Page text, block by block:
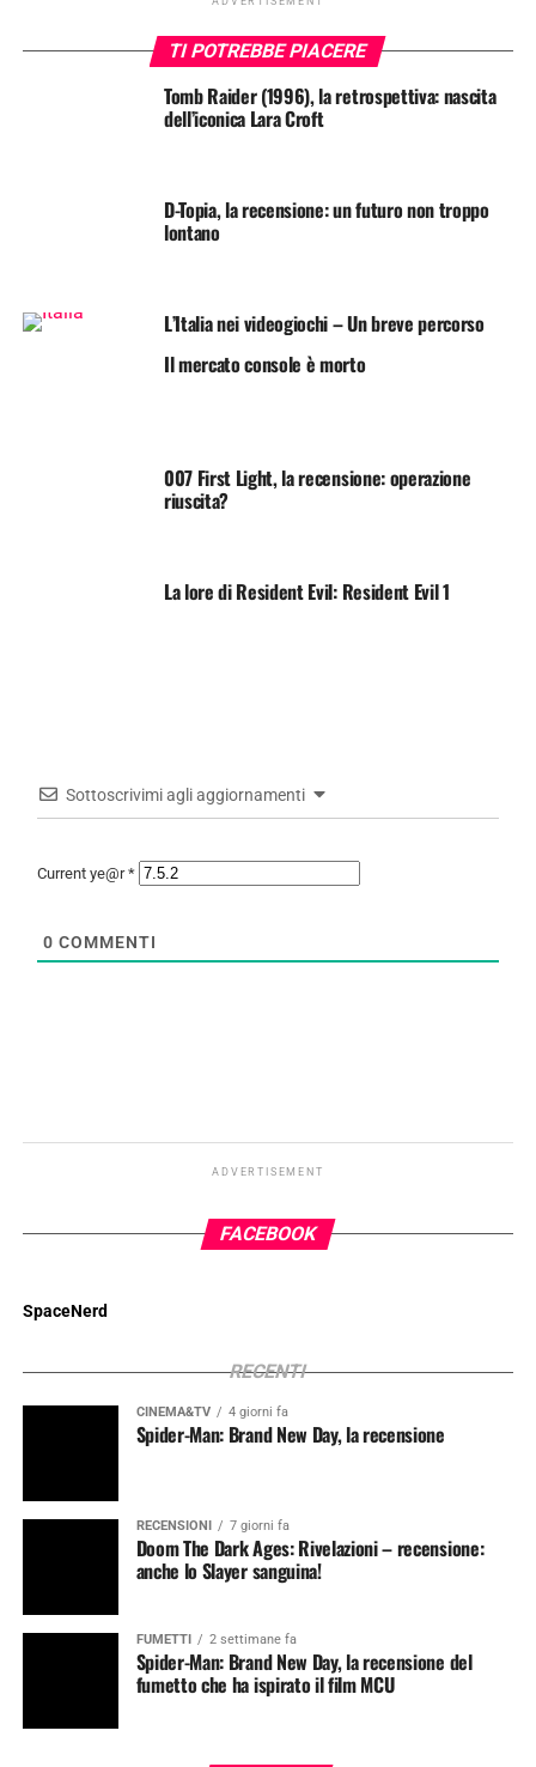
TI POTREBBE PIACERE
Tomb Raider (1996), la retrospettiva: nascita
dell’iconica Lara Croft
D-Topia, la recensione: un futuro non troppo
lontano
L’Italia nei videogiochi – Un breve percorso
Il mercato console è morto
007 First Light, la recensione: operazione
riuscita?
La lore di Resident Evil: Resident Evil 1
Sottoscrivimi agli aggiornamenti
Current ye@r*
0 COMMENTI
ADVERTISEMENT
FACEBOOK
SpaceNerd
RECENTI
CINEMA&TV 4 giorni fa
Spider-Man: Brand New Day, la recensione
RECENSIONI 7 giorni fa
Doom The Dark Ages: Rivelazioni – recensione:
anche lo Slayer sanguina!
FUMETTI 2 settimane fa
Spider-Man: Brand New Day, la recensione del
fumetto che ha ispirato il film MCU